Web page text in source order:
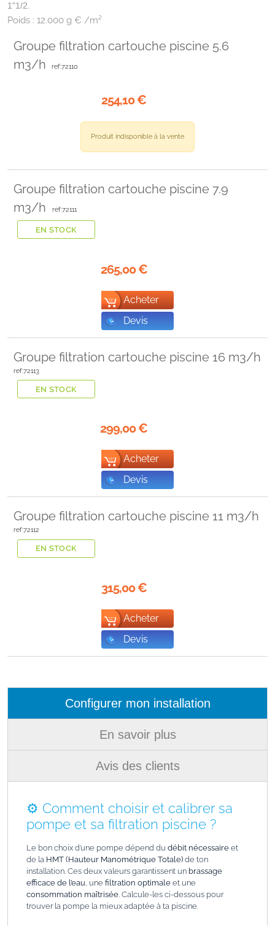
1"1/2.
Poids : 12.000 g € /m²
Groupe filtration cartouche piscine 5.6
m3/h
ref:72110
254,10€
Produit indisponible à la vente
Groupe filtration cartouche piscine 7.9
m3/h
ref:72111
EN STOCK
265,00€
Acheter
Devis
Groupe filtration cartouche piscine 16 m3/h
ref:72113
EN STOCK
299,00€
Acheter
Devis
Groupe filtration cartouche piscine 11 m3/h
ref:72112
EN STOCK
315,00€
Acheter
Devis
Configurer mon installation
En savoir plus
Avis des clients
⚙️ Comment choisir et calibrer sa
pompe et sa filtration piscine ?
Le bon choix d’une pompe dépend du débit nécessaire et
de la HMT (Hauteur Manométrique Totale) de ton
installation. Ces deux valeurs garantissent un brassage
efficace de l’eau, une filtration optimale et une
consommation maîtrisée. Calcule-les ci-dessous pour
trouver la pompe la mieux adaptée à ta piscine.